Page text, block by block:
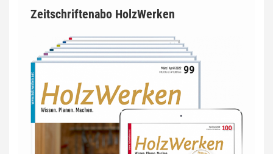
Zeitschriftenabo HolzWerken